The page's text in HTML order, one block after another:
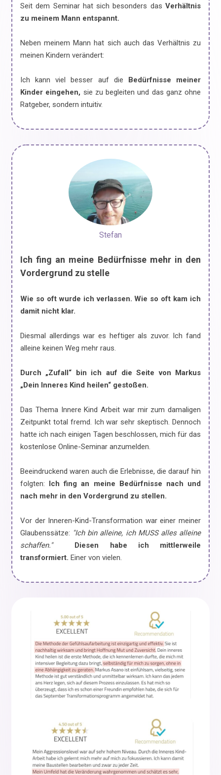
Seit dem Seminar hat sich besonders das Verhältnis
zu meinem Mann entspannt.
Neben meinem Mann hat sich auch das Verhältnis zu
meinen Kindern verändert:
Ich kann viel besser auf die Bedürfnisse meiner
Kinder eingehen, sie zu begleiten und das ganz ohne
Ratgeber, sondern intuitiv.
Stefan
Ich fing an meine Bedürfnisse mehr in den
Vordergrund zu stelle
Wie so oft wurde ich verlassen. Wie so oft kam ich
damit nicht klar.
Diesmal allerdings war es heftiger als zuvor. Ich fand
alleine keinen Weg mehr raus.
Durch „Zufall“ bin ich auf die Seite von Markus
„Dein Inneres Kind heilen“ gestoßen.
Das Thema Innere Kind Arbeit war mir zum damaligen
Zeitpunkt total fremd. Ich war sehr skeptisch. Dennoch
hatte ich nach einigen Tagen beschlossen, mich für das
kostenlose Online-Seminar anzumelden.
Beeindruckend waren auch die Erlebnisse, die darauf hin
folgten:
Ich fing an meine Bedürfnisse nach und
nach mehr in den Vordergrund zu stellen.
Vor der Inneren-Kind-Transformation war einer meiner
Glaubenssätze: "Ich bin alleine, ich MUSS alles alleine
schaffen."
Diesen habe ich mittlerweile
transformiert. Einer von vielen.